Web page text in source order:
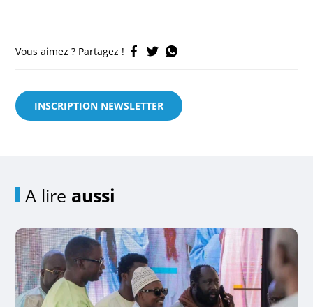
Vous aimez ? Partagez !
INSCRIPTION NEWSLETTER
A lire aussi